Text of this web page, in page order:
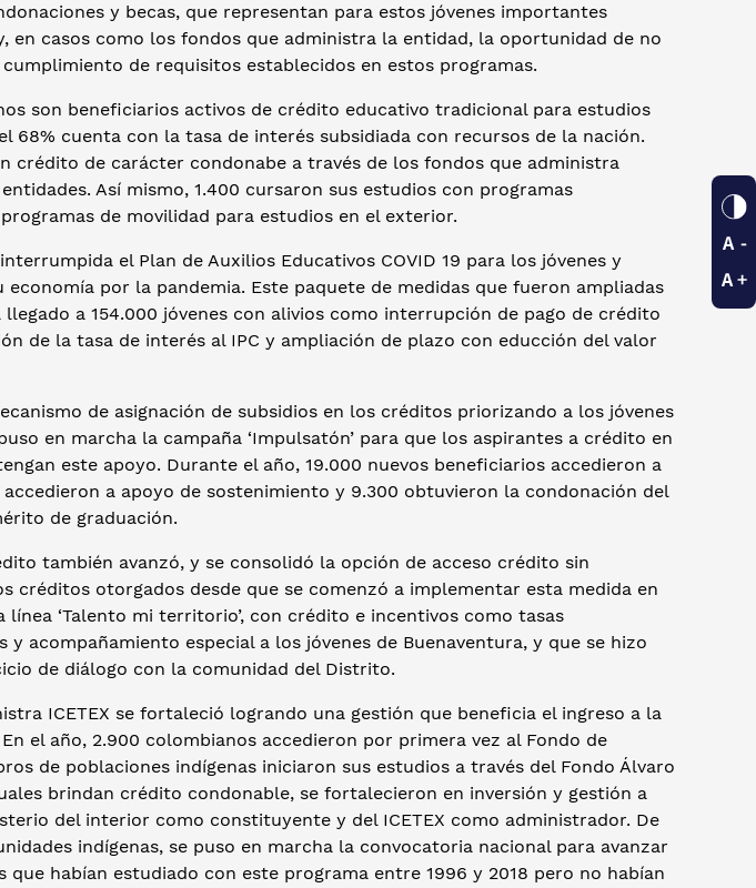
y becas, que representan para estos jóvenes importantes
en casos como los fondos que administra la entidad, la oportunidad de no
de requisitos establecidos en estos programas.
son beneficiarios activos de crédito educativo tradicional para estudios
68% cuenta con la tasa de interés subsidiada con recursos de la nación.
crédito de carácter condonabe a través de los fondos que administra
Así mismo, 1.400 cursaron sus estudios con programas
de movilidad para estudios en el exterior.
el Plan de Auxilios Educativos COVID 19 para los jóvenes y
por la pandemia. Este paquete de medidas que fueron ampliadas
a 154.000 jóvenes con alivios como interrupción de pago de crédito
de la tasa de interés al IPC y ampliación de plazo con educción del valor
de asignación de subsidios en los créditos priorizando a los jóvenes
en marcha la campaña ‘Impulsatón’ para que los aspirantes a crédito en
este apoyo. Durante el año, 19.000 nuevos beneficiarios accedieron a
a apoyo de sostenimiento y 9.300 obtuvieron la condonación del
de graduación.
también avanzó, y se consolidó la opción de acceso crédito sin
créditos otorgados desde que se comenzó a implementar esta medida en
línea ‘Talento mi territorio’, con crédito e incentivos como tasas
y acompañamiento especial a los jóvenes de Buenaventura, y que se hizo
de diálogo con la comunidad del Distrito.
ICETEX se fortaleció logrando una gestión que beneficia el ingreso a la
el año, 2.900 colombianos accedieron por primera vez al Fondo de
de poblaciones indígenas iniciaron sus estudios a través del Fondo Álvaro
brindan crédito condonable, se fortalecieron en inversión y gestión a
del interior como constituyente y del ICETEX como administrador. De
indígenas, se puso en marcha la convocatoria nacional para avanzar
que habían estudiado con este programa entre 1996 y 2018 pero no habían